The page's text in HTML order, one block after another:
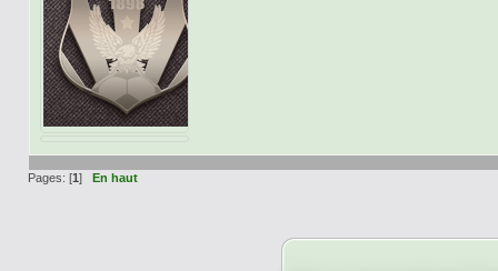
Pages: [1 ] En haut